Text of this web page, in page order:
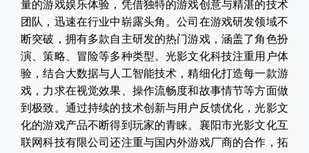
量的游戏娱乐体验，凭借独特的游戏创意与精湛的技术
团队，迅速在行业中崭露头角。公司在游戏研发领域不
断突破，拥有多款自主研发的热门游戏，涵盖了角色扮
演、策略、冒险等多种类型。光影文化科技注重用户体
验，结合大数据与人工智能技术，精细化打造每一款游
戏，力求在视觉效果、操作流畅度和故事情节等方面做
到极致。通过持续的技术创新与用户反馈优化，光影文
化的游戏产品不断得到玩家的青睐。襄阳市光影文化互
联网科技有限公司还注重与国内外游戏厂商的合作，拓